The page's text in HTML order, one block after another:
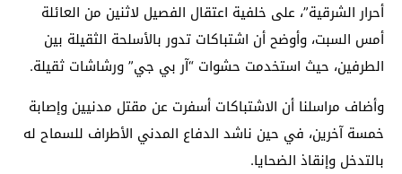
أحرار الشرقية”، على خلفية اعتقال الفصيل لاثنين من العائلة
أمس السبت، وأوضح أن اشتباكات تدور بالأسلحة الثقيلة بين
الطرفين، حيث استخدمت حشوات “آر بي جي” ورشاشات ثقيلة.
وأضاف مراسلنا أن الاشتباكات أسفرت عن مقتل مدنيين وإصابة
خمسة آخرين، في حين ناشد الدفاع المدني الأطراف للسماح له
بالتدخل وإنقاذ الضحايا.